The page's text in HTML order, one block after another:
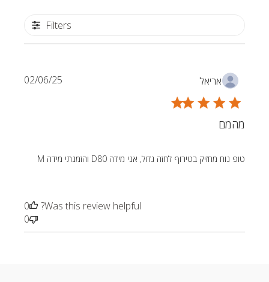
Filters
אריאל
מהמם
טופ נוח מחזיק בטירוף לחזה גדול, אני מידה D80 והזמנתי מידה M
Published
02/06/25
Was this review helpful?
0
0